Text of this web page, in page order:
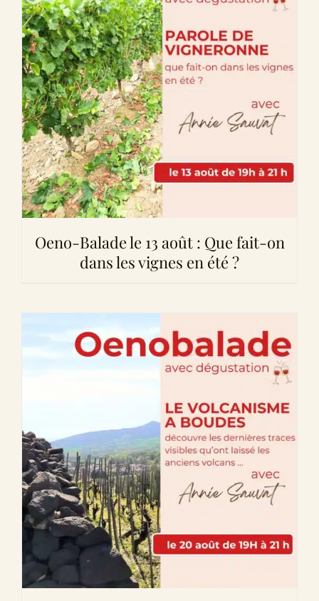
Oeno-Balade le 13 août : Que fait-on
dans les vignes en été ?